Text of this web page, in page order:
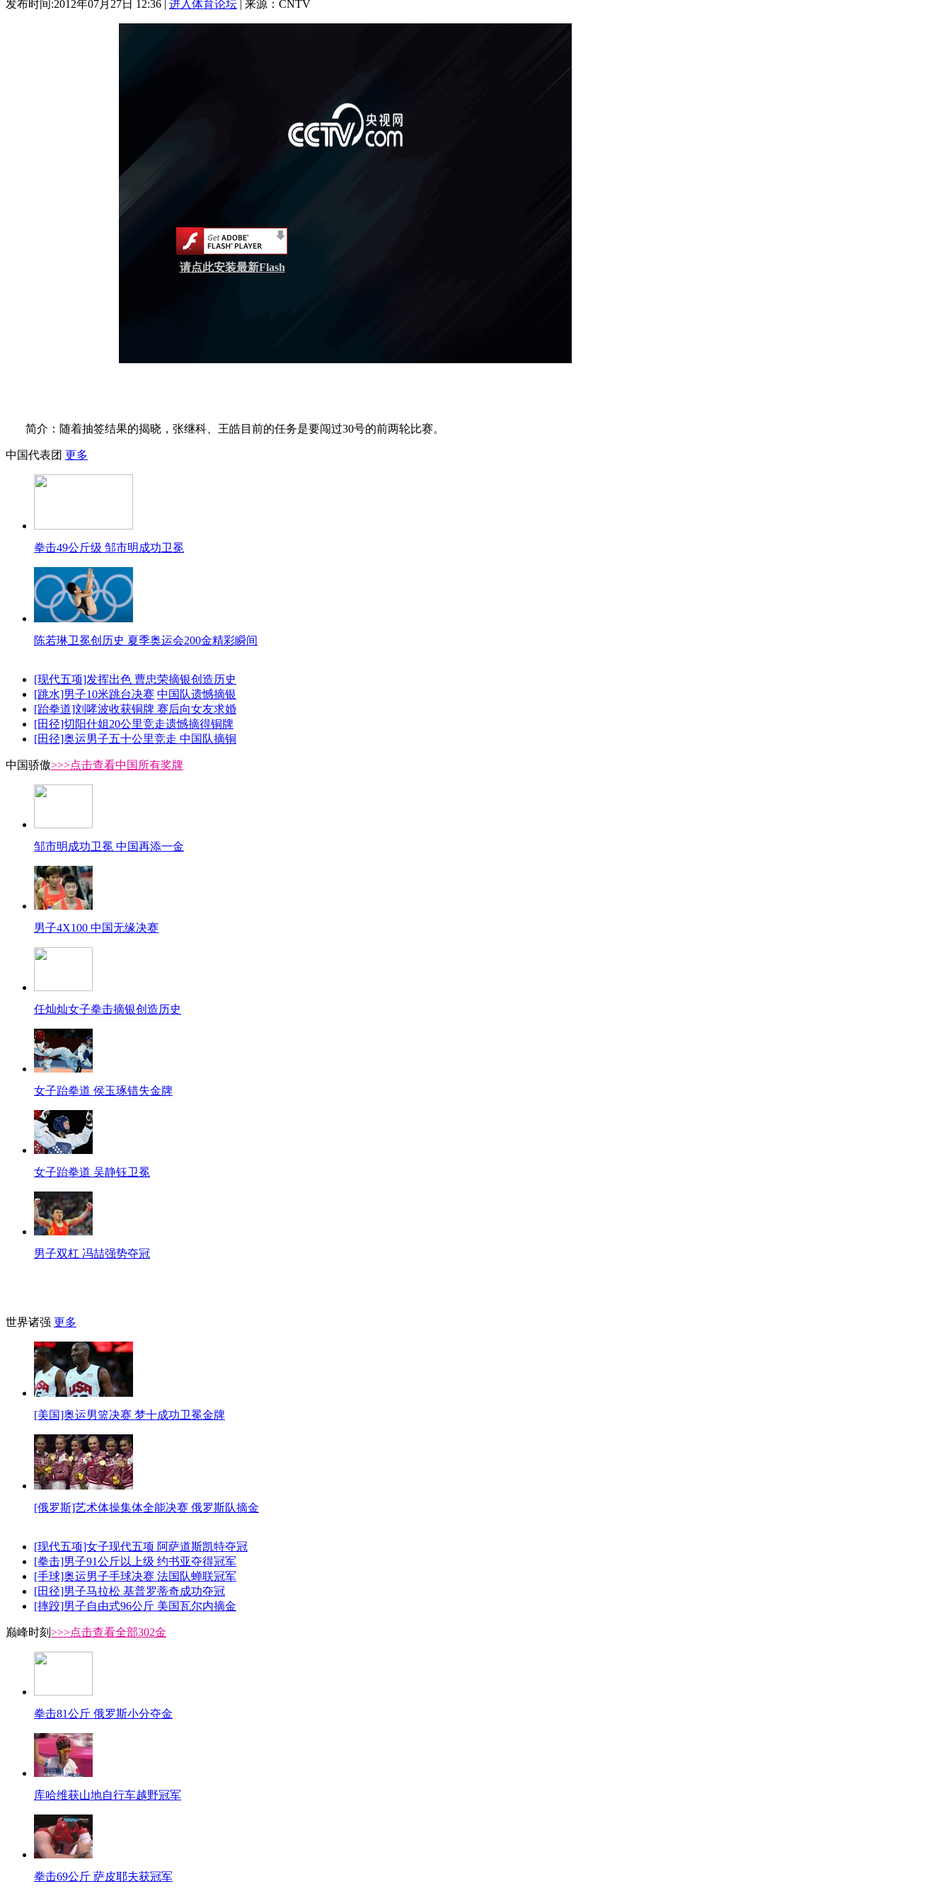
发布时间:2012年07月27日 12:36 | 进入体育论坛 | 来源：CNTV
请点此安装最新Flash
简介：随着抽签结果的揭晓，张继科、王皓目前的任务是要闯过30号的前两轮比赛。
中国代表团 更多
拳击49公斤级 邹市明成功卫冕
陈若琳卫冕创历史 夏季奥运会200金精彩瞬间
[现代五项]发挥出色 曹忠荣摘银创造历史
[跳水]男子10米跳台决赛 中国队遗憾摘银
[跆拳道]刘哮波收获铜牌 赛后向女友求婚
[田径]切阳什姐20公里竞走遗憾摘得铜牌
[田径]奥运男子五十公里竞走 中国队摘铜
中国骄傲>>>点击查看中国所有奖牌
邹市明成功卫冕 中国再添一金
男子4X100 中国无缘决赛
任灿灿女子拳击摘银创造历史
女子跆拳道 侯玉琢错失金牌
女子跆拳道 吴静钰卫冕
男子双杠 冯喆强势夺冠
世界诸强 更多
[美国]奥运男篮决赛 梦十成功卫冕金牌
[俄罗斯]艺术体操集体全能决赛 俄罗斯队摘金
[现代五项]女子现代五项 阿萨道斯凯特夺冠
[拳击]男子91公斤以上级 约书亚夺得冠军
[手球]奥运男子手球决赛 法国队蝉联冠军
[田径]男子马拉松 基普罗蒂奇成功夺冠
[摔跤]男子自由式96公斤 美国瓦尔内摘金
巅峰时刻 >>>点击查看全部302金
拳击81公斤 俄罗斯小分夺金
库哈维获山地自行车越野冠军
拳击69公斤 萨皮耶夫获冠军